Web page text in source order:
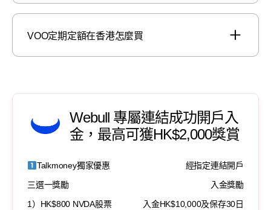
VOO定期定額在香港怎麼買
Webull 專屬連結成功開戶入
金，最高可獲HK$2,000獎賞
Talkmoney獨家優惠
經指定連結開戶
三選一獎勵
入金獎勵
1）HK$800 NVDA股票
入金HK$10,000及保存30日